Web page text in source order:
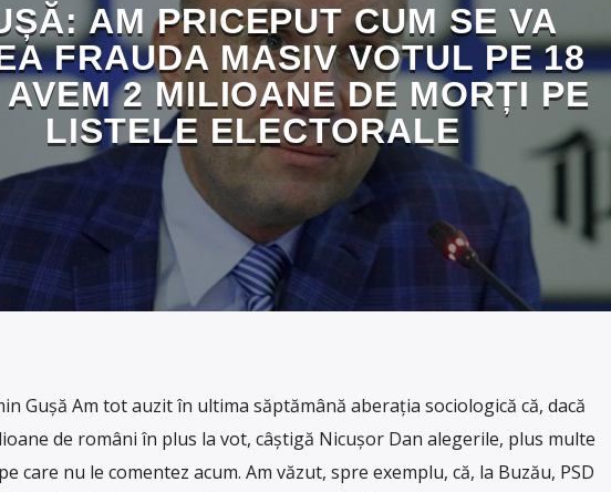
AM PRICEPUT CUM SE VA
FRAUDA MASIV VOTUL PE 18
2 MILIOANE DE MORȚI PE
LISTELE ELECTORALE
Gușă Am tot auzit în ultima săptămână aberația sociologică că, dacă
de români în plus la vot, câștigă Nicușor Dan alegerile, plus multe
care nu le comentez acum. Am văzut, spre exemplu, că, la Buzău, PSD